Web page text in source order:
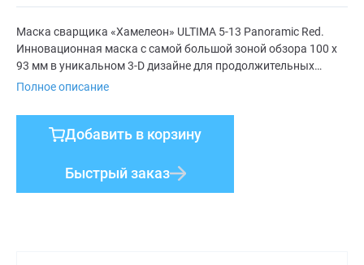
Маска сварщика «Хамелеон» ULTIMA 5-13 Panoramic Red.
Инновационная маска с самой большой зоной обзора 100 х
93 мм в уникальном 3-D дизайне для продолжительных
сварочных работ в различных режимах сварки - MMA,
Полное описание
Добавить в корзину
Быстрый заказ